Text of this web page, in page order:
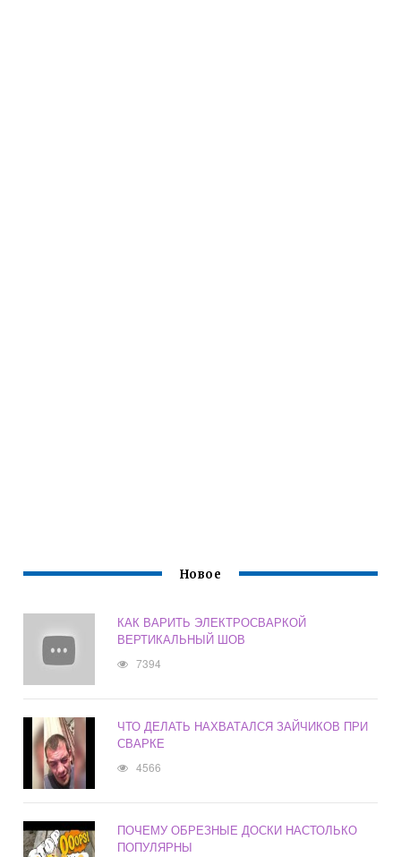
Новое
КАК ВАРИТЬ ЭЛЕКТРОСВАРКОЙ
ВЕРТИКАЛЬНЫЙ ШОВ
7394
ЧТО ДЕЛАТЬ НАХВАТАЛСЯ ЗАЙЧИКОВ ПРИ
СВАРКЕ
4566
ПОЧЕМУ ОБРЕЗНЫЕ ДОСКИ НАСТОЛЬКО
ПОПУЛЯРНЫ